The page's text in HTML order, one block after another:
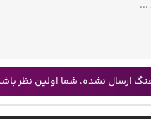
ارسال نشده، شما اولین نظر